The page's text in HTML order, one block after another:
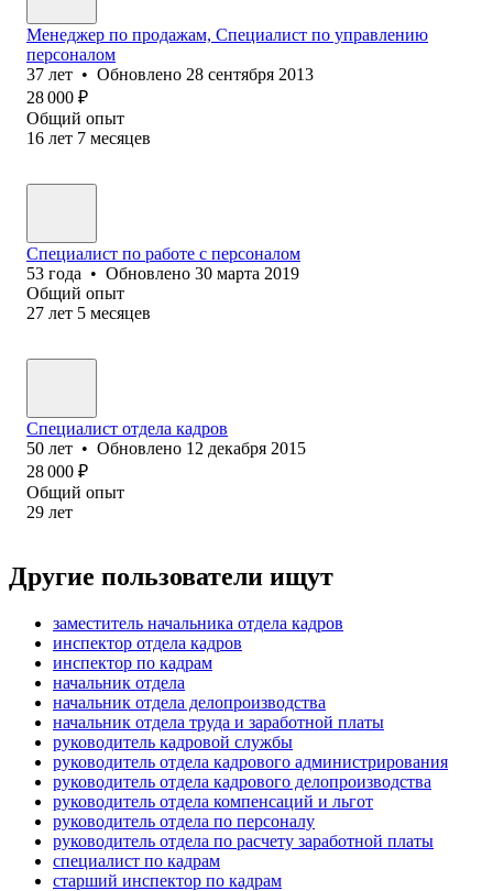
Менеджер по продажам, Специалист по управлению
персоналом
37 лет • Обновлено 28 сентября 2013
28 000 ₽
Общий опыт
16 лет 7 месяцев
Специалист по работе с персоналом
53 года • Обновлено 30 марта 2019
Общий опыт
27 лет 5 месяцев
Специалист отдела кадров
50 лет • Обновлено 12 декабря 2015
28 000 ₽
Общий опыт
29 лет
Другие пользователи ищут
заместитель начальника отдела кадров
инспектор отдела кадров
инспектор по кадрам
начальник отдела
начальник отдела делопроизводства
начальник отдела труда и заработной платы
руководитель кадровой службы
руководитель отдела кадрового администрирования
руководитель отдела кадрового делопроизводства
руководитель отдела компенсаций и льгот
руководитель отдела по персоналу
руководитель отдела по расчету заработной платы
специалист по кадрам
старший инспектор по кадрам